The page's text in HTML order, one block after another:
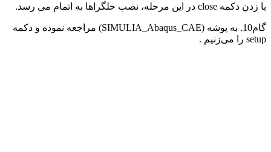
با زدن دکمه close در این مرحله، نصب حلگراها به اتمام می رسد.
گام10. به پوشه ( SIMULIA_Abaqus_CAE) مراجعه نموده و دکمه
setup را می‌زنیم .